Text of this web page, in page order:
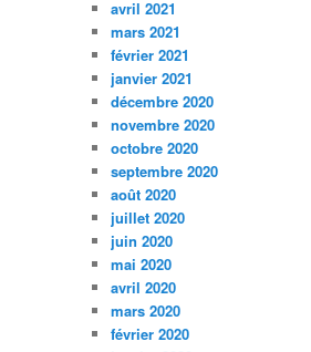
avril 2021
mars 2021
février 2021
janvier 2021
décembre 2020
novembre 2020
octobre 2020
septembre 2020
août 2020
juillet 2020
juin 2020
mai 2020
avril 2020
mars 2020
février 2020